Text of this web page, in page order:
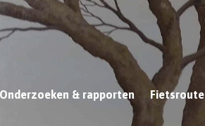
Onderzoeken & rapporten Fietsroute